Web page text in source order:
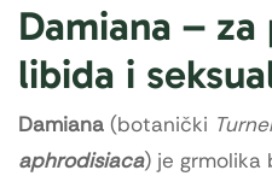
Damiana –
libida i
Damiana (botanički
aphrodisiaca) je grmolika